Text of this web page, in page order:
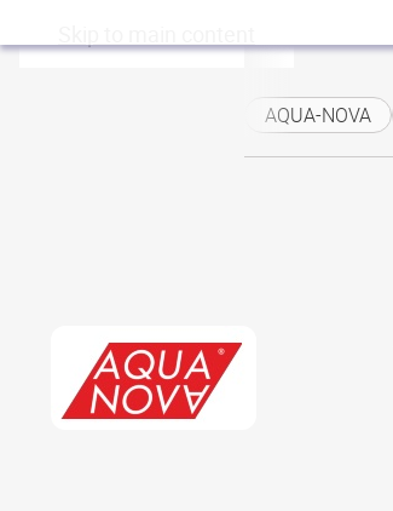
AQUA-NOVA